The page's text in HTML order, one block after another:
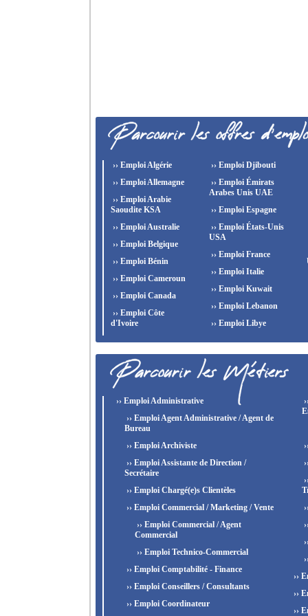
›› Emploi Algérie
›› Emploi Allemagne
›› Emploi Arabie
Saoudite KSA
›› Emploi Australie
›› Emploi Belgique
›› Emploi Bénin
›› Emploi Cameroun
›› Emploi Canada
›› Emploi Côte
d'Ivoire
›› Emploi Djibouti
›› Emploi Émirats
Arabes Unis UAE
›› Emploi Espagne
›› Emploi États-Unis
USA
›› Emploi France
›› Emploi Italie
›› Emploi Kuwait
›› Emploi Lebanon
›› Emploi Libye
›› Emploi Administrative
›› Emploi Agent Administrative / Agent de
Bureau
›› Emploi Archiviste
›› Emploi Assistante de Direction /
Secrétaire
›› Emploi Chargé(e)s Clientèles
›› Emploi Commercial / Marketing / Vente
›› Emploi Commercial / Agent
Commercial
›› Emploi Technico-Commercial
›› Emploi Comptabilité - Finance
›› Emploi Conseillers / Consultants
›› Emploi Coordinateur
››
››
››